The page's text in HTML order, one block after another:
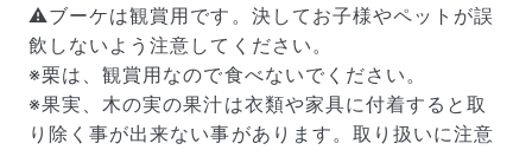
⚠️ブーケは観賞用です。決してお子様やペットが誤
飲しないよう注意してください。
※栗は、観賞用なので食べないでください。
※果実、木の実の果汁は衣類や家具に付着すると取
り除く事が出来ない事があります。取り扱いに注意